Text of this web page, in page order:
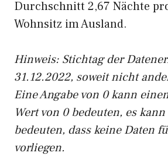
Durchschnitt 2,67 Nächte
Wohnsitz im Ausland.
Hinweis: Stichtag der
31.12.2022, soweit nicht
Eine Angabe von 0 kann
Wert von 0 bedeuten, es
bedeuten, dass keine Daten
vorliegen.